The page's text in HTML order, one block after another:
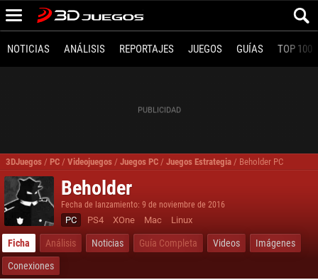
NOTICIAS ANÁLISIS REPORTAJES JUEGOS GUÍAS TOP 100
3DJuegos / PC / Videojuegos / Juegos PC / Juegos Estrategia / Beholder PC
Beholder
Fecha de lanzamiento: 9 de noviembre de 2016
PC PS4 XOne Mac Linux
Ficha Análisis Noticias Guía Completa Videos
Imágenes
Conexiones